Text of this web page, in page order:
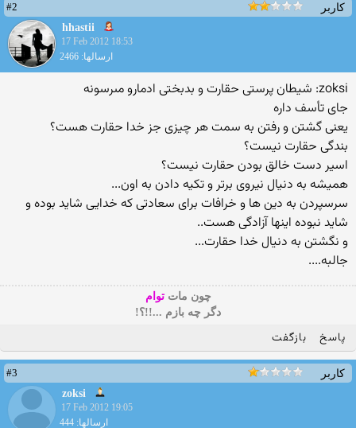
کاربر
#2
hhastii
17 Feb 2012 18:53
ارسالها: 2466
zoksi: شیطان پرستى حقارت و بدبختى ادمارو مىرسونه
جاى تأسف داره
یعنی گشتن و رفتن به سمت هر چیزی جز خدا حقارت هست؟
بندگی حقارت نیست؟
اسیر دست خالق بودن حقارت نیست؟
همیشه به دنیال نیروی برتر و تکیه دادن به اون...
سرسپردن به دین ها و خرافات برای سعادتی که خدایی شاید بوده و
شاید نبوده اینها آزادگی هست..
و نگشتن به دنیال خدا حقارت...
جالبه....
چون ماتتوام
دگر چه بازم ...!!؟!
پاسخ بازگفت
کاربر
#3
zoksi
17 Feb 2012 19:05
ارسالها: 444